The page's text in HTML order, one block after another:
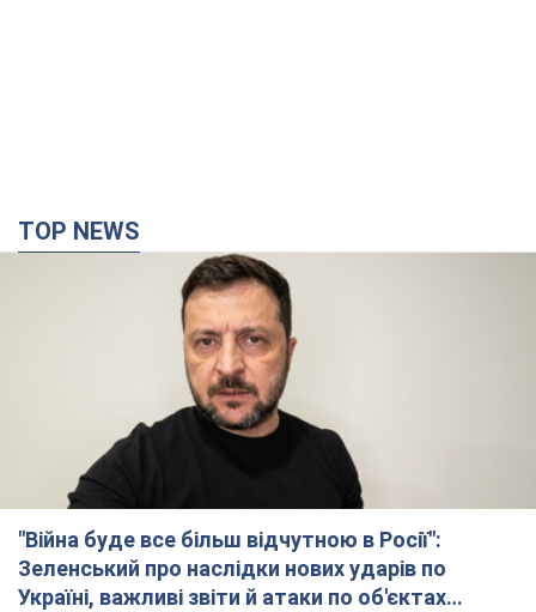
TOP NEWS
"Війна буде все більш відчутною в Росії":
Зеленський про наслідки нових ударів по
Україні, важливі звіти й атаки по об'єктах